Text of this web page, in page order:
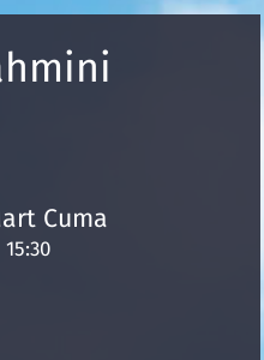
Cuma
15:30